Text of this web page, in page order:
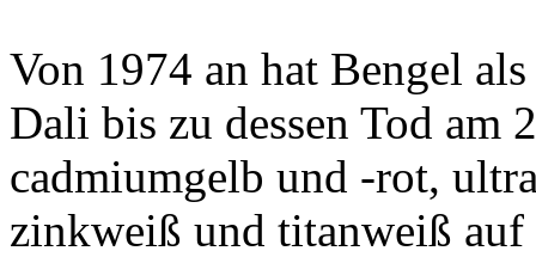
Von 1974 an hat Bengel
Dali bis zu dessen Tod am
cadmiumgelb und -rot,
zinkweiß und titanweiß